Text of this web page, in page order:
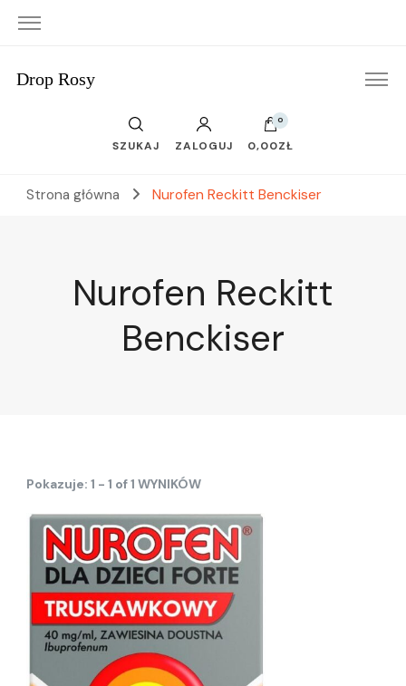
Drop Rosy
SZUKAJ ZALOGUJ
0
0,00ZŁ
Strona główna Nurofen Reckitt Benckiser
Nurofen Reckitt
Benckiser
Pokazuje: 1 - 1 of 1 WYNIKÓW